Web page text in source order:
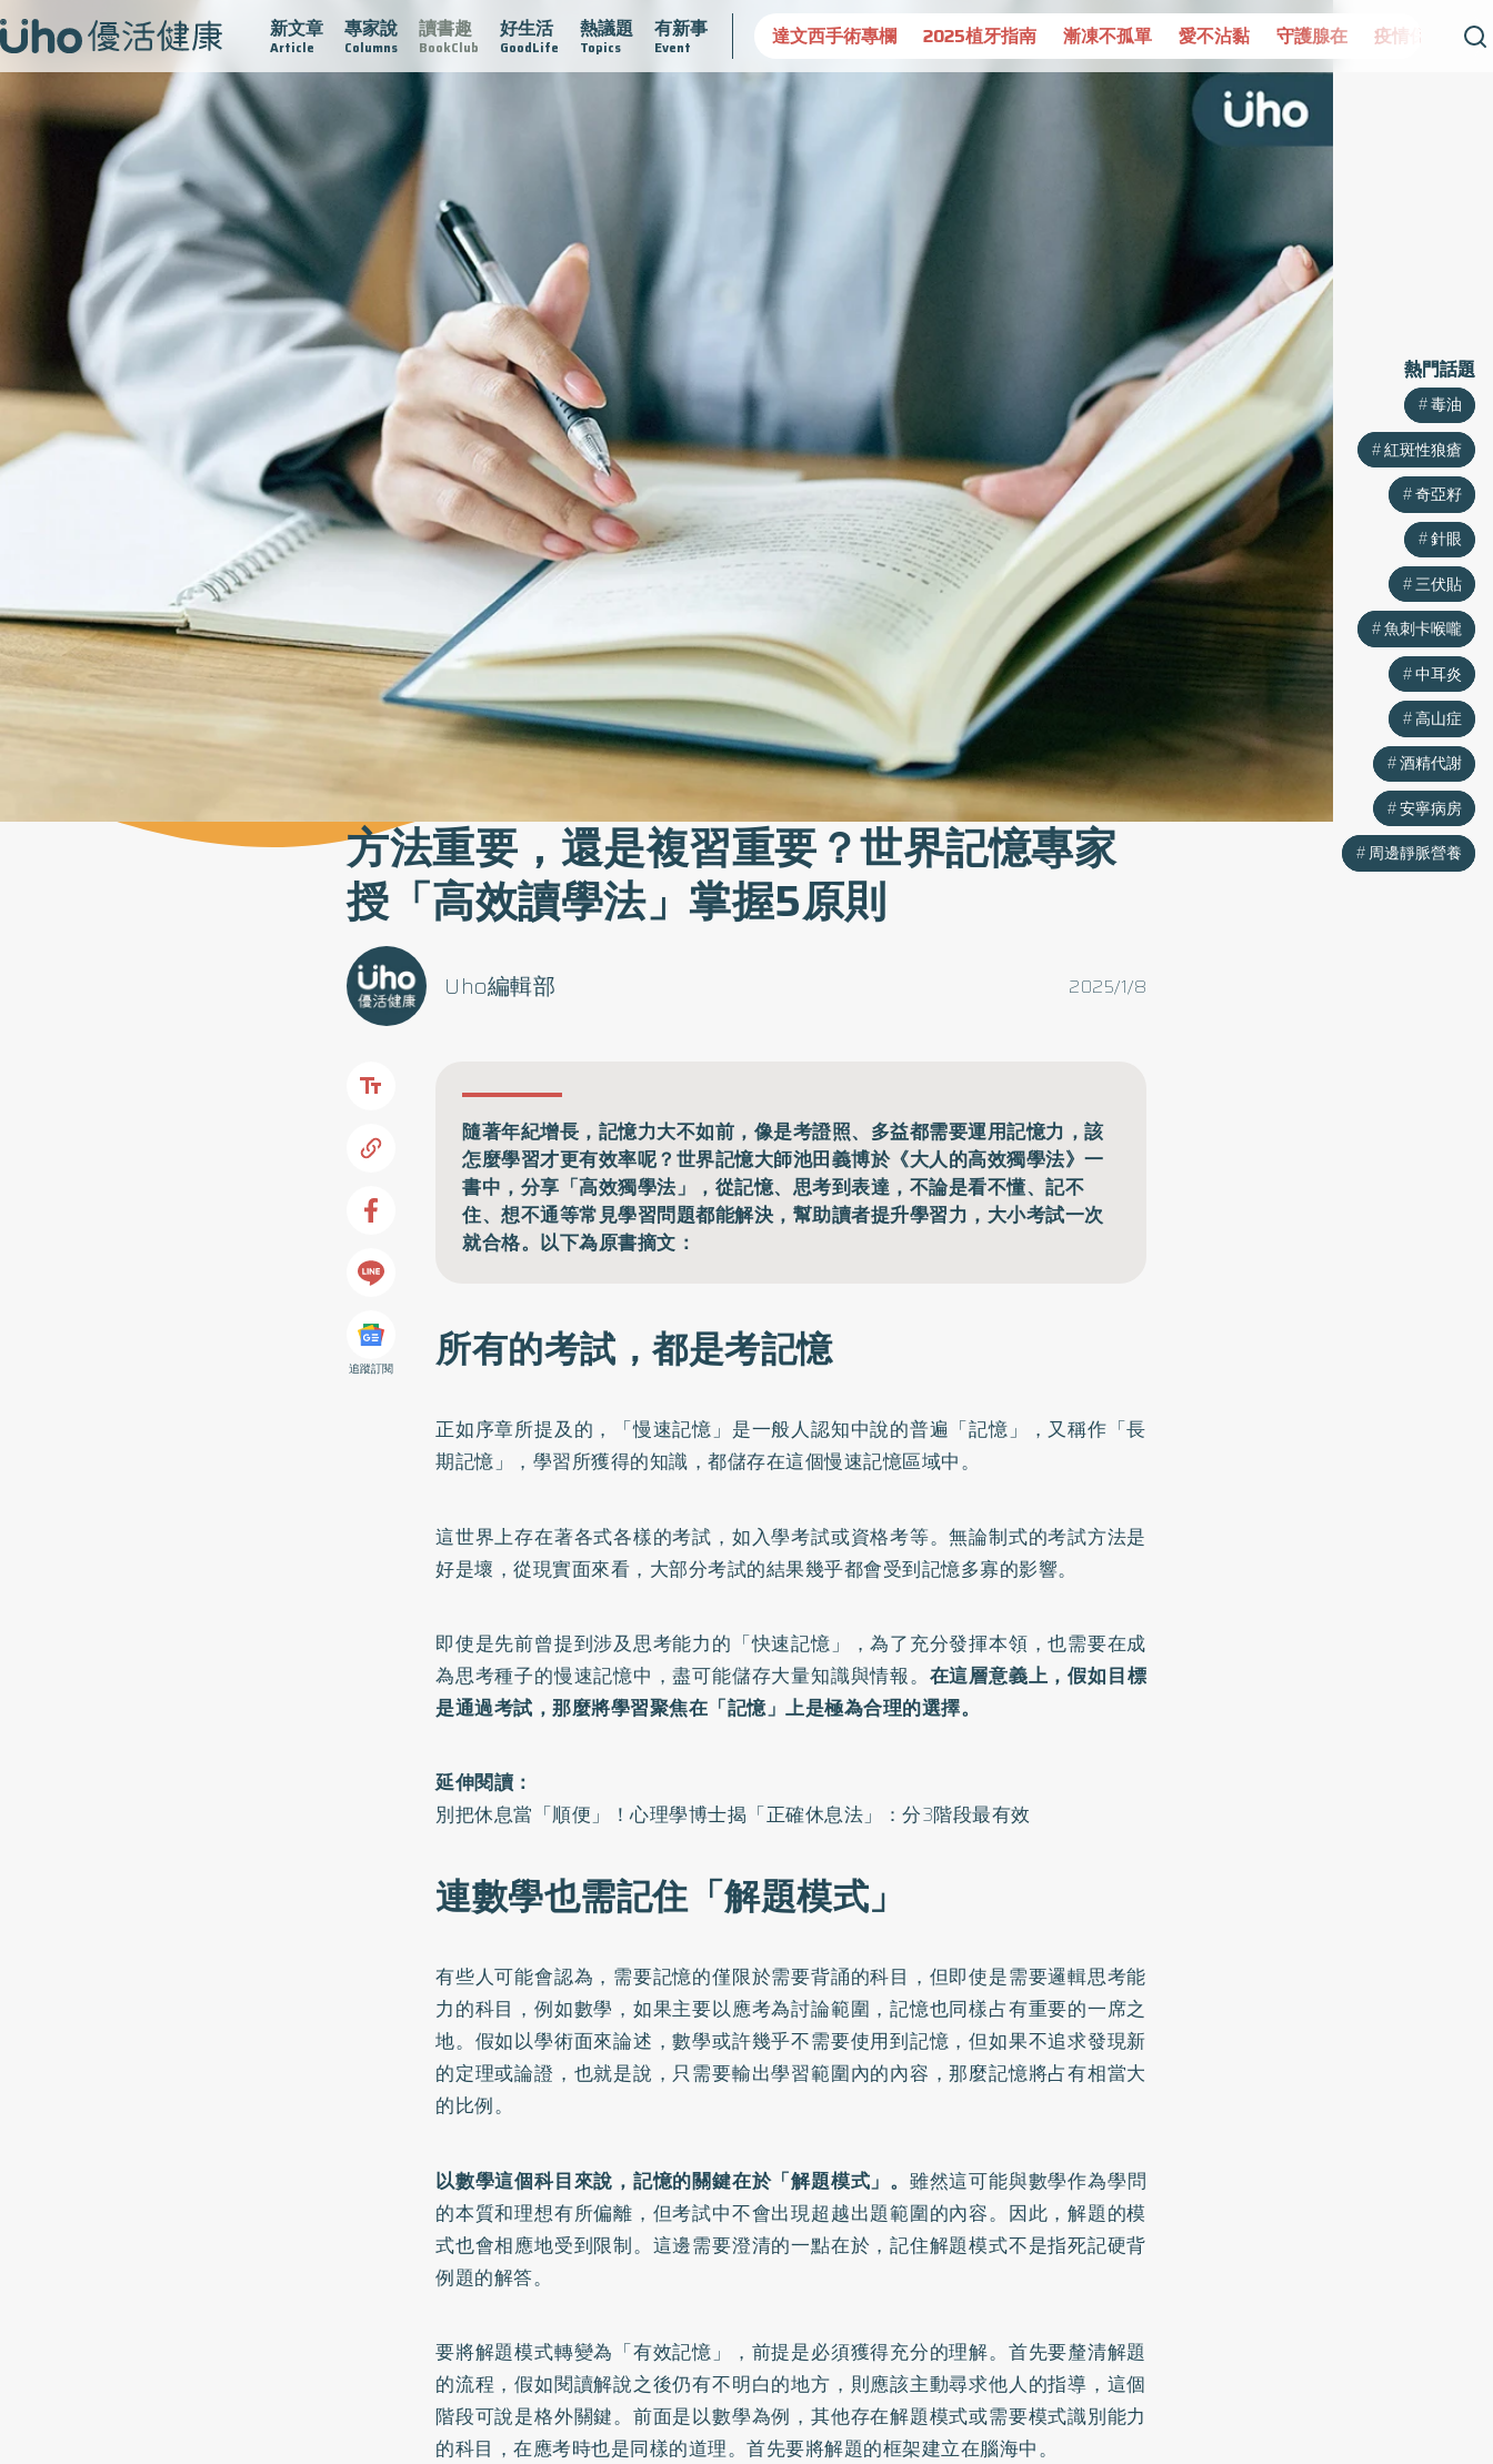
新文章
Article
專家說
Columns
讀書趣
BookClub
好生活
GoodLife
熱議題
Topics
有新事
Event
疫情保衛戰 再生醫學 愛的未來視 認識攝護腺肥大 守護骨骼健康 達文西手術專欄 2025植牙指南 漸凍不孤單 愛不沾黏 守護腺在 疫情保衛戰 再生醫學 愛
方法重要，還是複習重要？世界記憶專家
授「高效讀學法」掌握5原則
2025/1/8
Uho編輯部
追蹤訂閱
隨著年紀增長，記憶力大不如前，像是考證照、多益都需要運用記憶力，該
怎麼學習才更有效率呢？世界記憶大師池田義博於《大人的高效獨學法》一
書中，分享「高效獨學法」，從記憶、思考到表達，不論是看不懂、記不
住、想不通等常見學習問題都能解決，幫助讀者提升學習力，大小考試一次
就合格。以下為原書摘文：
所有的考試，都是考記憶
正如序章所提及的，「慢速記憶」是一般人認知中說的普遍「記憶」，又稱作「長
期記憶」，學習所獲得的知識，都儲存在這個慢速記憶區域中。
這世界上存在著各式各樣的考試，如入學考試或資格考等。無論制式的考試方法是
好是壞，從現實面來看，大部分考試的結果幾乎都會受到記憶多寡的影響。
即使是先前曾提到涉及思考能力的「快速記憶」，為了充分發揮本領，也需要在成
為思考種子的慢速記憶中，盡可能儲存大量知識與情報。 在這層意義上，假如目標
是通過考試，那麼將學習聚焦在「記憶」上是極為合理的選擇。
延伸閱讀：
別把休息當「順便」！心理學博士揭「正確休息法」：分3階段最有效
連數學也需記住「解題模式」
有些人可能會認為，需要記憶的僅限於需要背誦的科目，但即使是需要邏輯思考能
力的科目，例如數學，如果主要以應考為討論範圍，記憶也同樣占有重要的一席之
地。假如以學術面來論述，數學或許幾乎不需要使用到記憶，但如果不追求發現新
的定理或論證，也就是說，只需要輸出學習範圍內的內容，那麼記憶將占有相當大
的比例。
以數學這個科目來說，記憶的關鍵在於「解題模式」。 雖然這可能與數學作為學問
的本質和理想有所偏離，但考試中不會出現超越出題範圍的內容。因此，解題的模
式也會相應地受到限制。這邊需要澄清的一點在於，記住解題模式不是指死記硬背
例題的解答。
要將解題模式轉變為「有效記憶」，前提是必須獲得充分的理解。首先要釐清解題
的流程，假如閱讀解說之後仍有不明白的地方，則應該主動尋求他人的指導，這個
階段可說是格外關鍵。前面是以數學為例，其他存在解題模式或需要模式識別能力
的科目，在應考時也是同樣的道理。首先要將解題的框架建立在腦海中。
熱門話題
毒油
紅斑性狼瘡
奇亞籽
針眼
三伏貼
魚刺卡喉嚨
中耳炎
高山症
酒精代謝
安寧病房
周邊靜脈營養
熱門話題
毒油
紅斑性狼瘡
奇亞籽
針眼
三伏貼
魚刺卡喉嚨
中耳炎
高山症
酒精代謝
安寧病房
周邊靜脈營養